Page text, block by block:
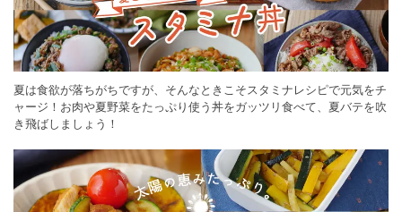
夏は食欲が落ちがちですが、そんなときこそスタミナレシピで元気をチ
ャージ！お肉や夏野菜をたっぷり使う丼をガッツリ食べて、夏バテを吹
き飛ばしましょう！